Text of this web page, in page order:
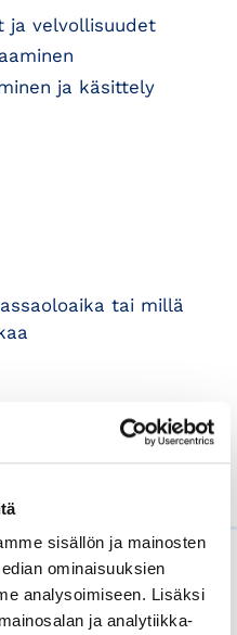
sisällön ja mainosten
ominaisuuksien
analysoimiseen. Lisäksi
ja analytiikka-
ja velvollisuudet
ja käsittely
tai millä